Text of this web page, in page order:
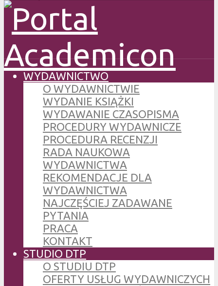
WYDAWNICTWO
O WYDAWNICTWIE
WYDANIE KSIĄŻKI
WYDAWANIE CZASOPISMA
PROCEDURY WYDAWNICZE
PROCEDURA RECENZJI
RADA NAUKOWA
WYDAWNICTWA
REKOMENDACJE DLA
WYDAWNICTWA
NAJCZĘŚCIEJ ZADAWANE
PYTANIA
PRACA
KONTAKT
STUDIO DTP
O STUDIU DTP
OFERTY USŁUG WYDAWNICZYCH